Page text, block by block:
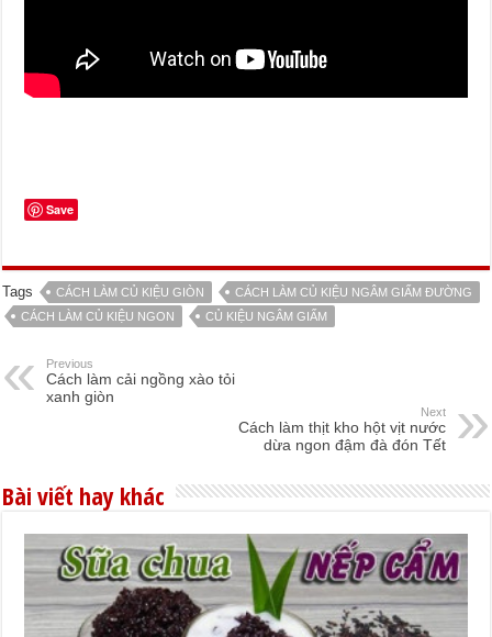
Save
Tags CÁCH LÀM CỦ KIỆU GIÒN
CÁCH LÀM CỦ KIỆU NGÂM GIẤM ĐƯỜNG
CÁCH LÀM CỦ KIỆU NGON
CỦ KIỆU NGÂM GIẤM
Previous
Cách làm cải ngồng xào tỏi
xanh giòn
Next
Cách làm thịt kho hột vịt nước
dừa ngon đậm đà đón Tết
Bài viết hay khác